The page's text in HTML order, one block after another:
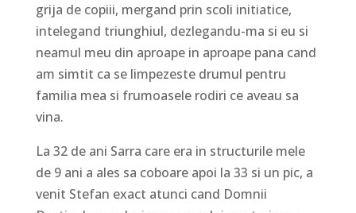
grija de copiii, mergand prin scoli initiatice,
intelegand triunghiul, dezlegandu-ma si eu si
neamul meu din aproape in aproape pana cand
am simtit ca se limpezeste drumul pentru
familia mea si frumoasele rodiri ce aveau sa
vina.
La 32 de ani Sarra care era in structurile mele
de 9 ani a ales sa coboare apoi la 33 si un pic, a
venit Stefan exact atunci cand Domnii